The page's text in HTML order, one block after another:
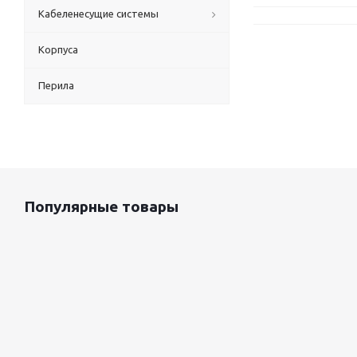
Кабеленесущие системы
Корпуса
Перила
Популярные товары